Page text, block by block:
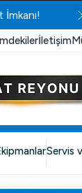
İletişim
Servis